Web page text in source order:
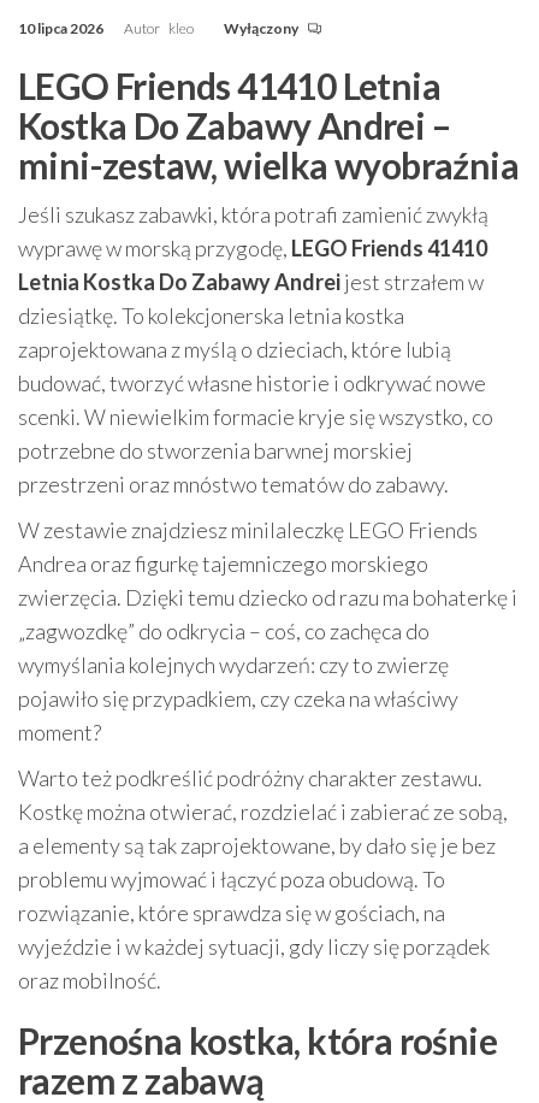
10 lipca 2026 Autor kleo Wyłączony
LEGO Friends 41410 Letnia
Kostka Do Zabawy Andrei –
mini-zestaw, wielka wyobraźnia
Jeśli szukasz zabawki, która potrafi zamienić zwykłą
wyprawę w morską przygodę, LEGO Friends 41410
Letnia Kostka Do Zabawy Andreijest strzałem w
dziesiątkę. To kolekcjonerska letnia kostka
zaprojektowana z myślą o dzieciach, które lubią
budować, tworzyć własne historie i odkrywać nowe
scenki. W niewielkim formacie kryje się wszystko, co
potrzebne do stworzenia barwnej morskiej
przestrzeni oraz mnóstwo tematów do zabawy.
W zestawie znajdziesz minilaleczkę LEGO Friends
Andrea oraz figurkę tajemniczego morskiego
zwierzęcia. Dzięki temu dziecko od razu ma bohaterkę i
„zagwozdkę” do odkrycia – coś, co zachęca do
wymyślania kolejnych wydarzeń: czy to zwierzę
pojawiło się przypadkiem, czy czeka na właściwy
moment?
Warto też podkreślić podróżny charakter zestawu.
Kostkę można otwierać, rozdzielać i zabierać ze sobą,
a elementy są tak zaprojektowane, by dało się je bez
problemu wyjmować i łączyć poza obudową. To
rozwiązanie, które sprawdza się w gościach, na
wyjeździe i w każdej sytuacji, gdy liczy się porządek
oraz mobilność.
Przenośna kostka, która rośnie
razem z zabawą